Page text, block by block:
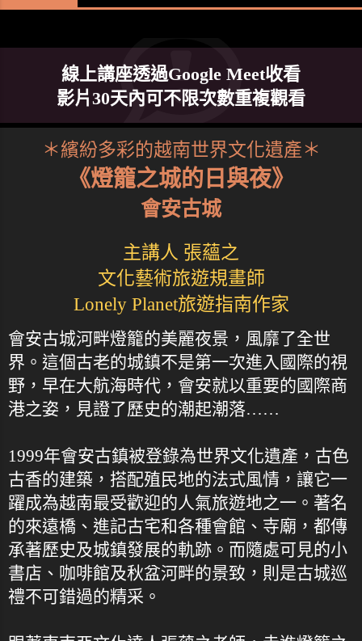
線上講座透過Google Meet收看
影片30天內可不限次數重複觀看
＊繽紛多彩的越南世界文化遺產＊
《燈籠之城的日與夜》
會安古城
主講人 張蘊之
文化藝術旅遊規畫師
Lonely Planet旅遊指南作家
會安古城河畔燈籠的美麗夜景，風靡了全世
界。這個古老的城鎮不是第一次進入國際的視
野，早在大航海時代，會安就以重要的國際商
港之姿，見證了歷史的潮起潮落……
1999年會安古鎮被登錄為世界文化遺產，古色
古香的建築，搭配殖民地的法式風情，讓它一
躍成為越南最受歡迎的人氣旅遊地之一。著名
的來遠橋、進記古宅和各種會館、寺廟，都傳
承著歷史及城鎮發展的軌跡。而隨處可見的小
書店、咖啡館及秋盆河畔的景致，則是古城巡
禮不可錯過的精采。